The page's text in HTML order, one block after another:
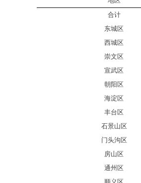
合计
东城区
西城区
崇文区
宣武区
朝阳区
海淀区
丰台区
石景山区
门头沟区
房山区
通州区